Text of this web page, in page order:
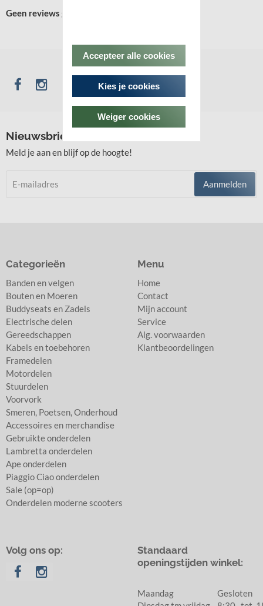
Geen reviews gevonden.
Nieuwsbrief
Meld je aan en blijf op de hoogte!
Aanmelden
Categorieën
Banden en velgen
Bouten en Moeren
Buddyseats en Zadels
Electrische delen
Gereedschappen
Kabels en toebehoren
Framedelen
Motordelen
Stuurdelen
Voorvork
Smeren, Poetsen, Onderhoud
Accessoires en merchandise
Gebruikte onderdelen
Lambretta onderdelen
Ape onderdelen
Piaggio Ciao onderdelen
Sale (op=op)
Onderdelen moderne scooters
Menu
Home
Contact
Mijn account
Service
Alg. voorwaarden
Klantbeoordelingen
Volg ons op:
Standaard
openingstijden winkel:
Maandag
Gesloten
Accepteer alle cookies
Kies je cookies
Weiger cookies